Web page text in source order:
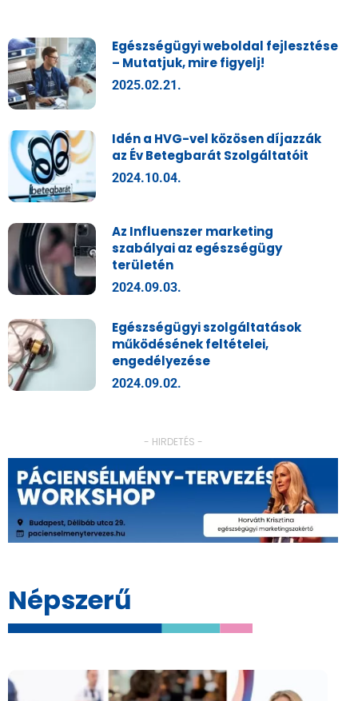
Egészségügyi weboldal fejlesztése
– Mutatjuk, mire figyelj!
2025.02.21.
Idén a HVG-vel közösen díjazzák
az Év Betegbarát Szolgáltatóit
2024.10.04.
Az Influenszer marketing
szabályai az egészségügy
területén
2024.09.03.
Egészségügyi szolgáltatások
működésének feltételei,
engedélyezése
2024.09.02.
- HIRDETÉS -
Népszerű